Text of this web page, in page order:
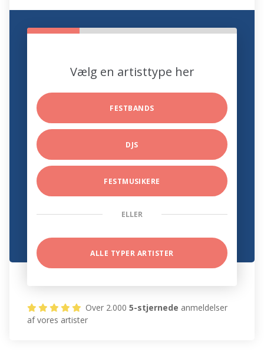
Vælg en artisttype her
FESTBANDS
DJS
FESTMUSIKERE
ELLER
ALLE TYPER ARTISTER
Over 2.0005-stjernede anmeldelser
af vores artister